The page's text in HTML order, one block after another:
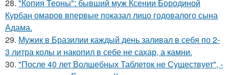
28. "Копия Теоны": бывший муж Ксении Бородиной
Курбан омаров впервые показал лицо годовалого сына
Адама.
29. Мужик в Бразилии каждый день заливал в себя по 2-
3 литра колы и накопил в себе не сахар, а камни.
30. "После 40 лет Волшебных Таблеток не Существует", -